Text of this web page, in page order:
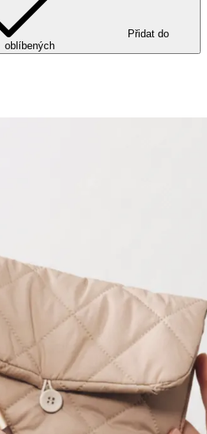
Přidat do
oblíbených